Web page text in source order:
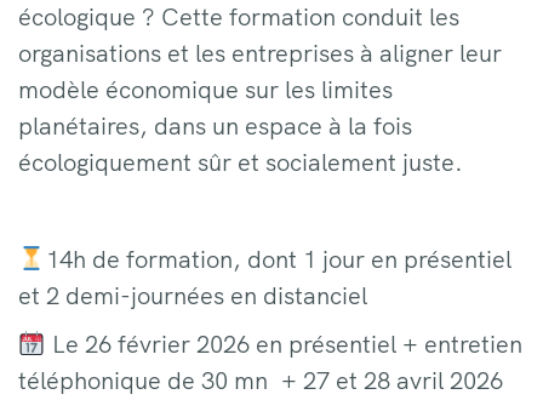
écologique ? Cette formation conduit les
organisations et les entreprises à aligner leur
modèle économique sur les limites
planétaires, dans un espace à la fois
écologiquement sûr et socialement juste.
14h de formation, dont 1 jour en présentiel
et 2 demi-journées en distanciel
Le 26 février 2026 en présentiel + entretien
téléphonique de 30 mn + 27 et 28 avril 2026